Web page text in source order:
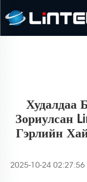
Худалдаа
Зориулсан
Гэрлийн
2025-10-24 02:27:56